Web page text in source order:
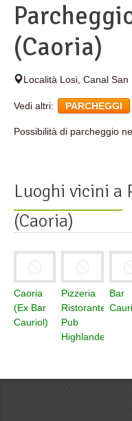
(Caoria)
Località Losi, Canal San
Vedi altri: PARCHEGGI
Possibilità di parcheggio
Luoghi vicini a
(Caoria)
Caoria
(Ex Bar
Cauriol)
Pizzeria
Ristorante
Pub
Highlander
Bar